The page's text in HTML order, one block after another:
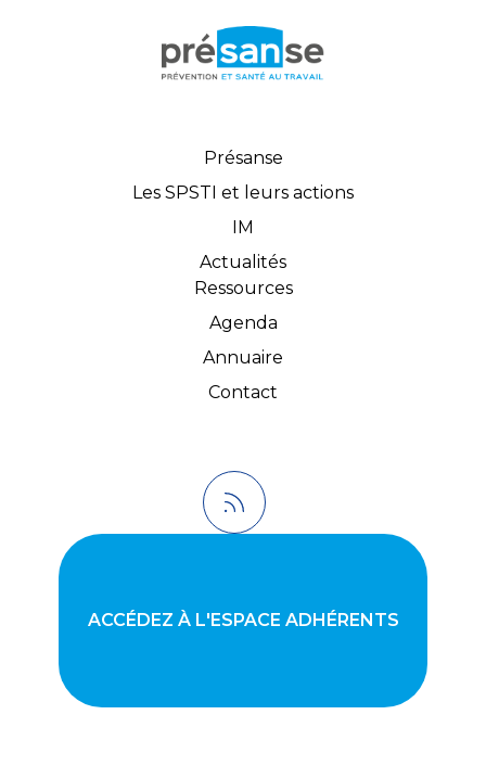
Présanse
Les SPSTI et leurs actions
IM
Actualités
Ressources
Agenda
Annuaire
Contact
ACCÉDEZ À L'ESPACE ADHÉRENTS